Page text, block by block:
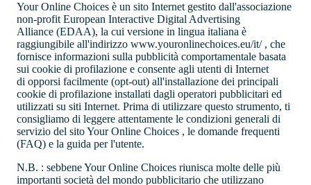
Your Online Choices è un sito Internet gestito dall'associazione
non-profit European Interactive Digital Advertising
Alliance (EDAA), la cui versione in lingua italiana è
raggiungibile all'indirizzo www.youronlinechoices.eu/it/ , che
fornisce informazioni sulla pubblicità comportamentale basata
sui cookie di profilazione e consente agli utenti di Internet
di opporsi facilmente (opt-out) all'installazione dei principali
cookie di profilazione installati dagli operatori pubblicitari ed
utilizzati su siti Internet. Prima di utilizzare questo strumento, ti
consigliamo di leggere attentamente le condizioni generali di
servizio del sito Your Online Choices , le domande frequenti
(FAQ) e la guida per l'utente.
N.B. : sebbene Your Online Choices riunisca molte delle più
importanti società del mondo pubblicitario che utilizzano